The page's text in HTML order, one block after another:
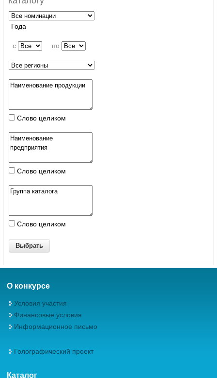
Года
c по
Слово целиком
Слово целиком
Слово целиком
О конкурсе
Условия участия
Финансовые условия
Информационное письмо
Голографический проект
Каталог